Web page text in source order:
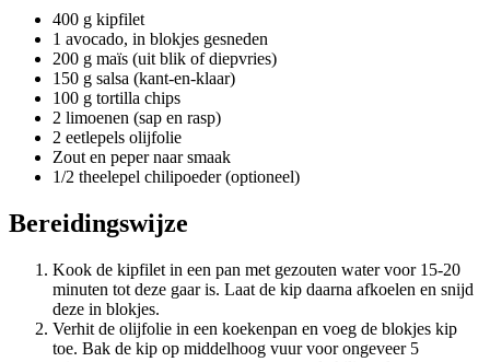
400 g kipfilet
1 avocado, in blokjes gesneden
200 g maïs (uit blik of diepvries)
150 g salsa (kant-en-klaar)
100 g tortilla chips
2 limoenen (sap en rasp)
2 eetlepels olijfolie
Zout en peper naar smaak
1/2 theelepel chilipoeder (optioneel)
Bereidingswijze
Kook de kipfilet in een pan met gezouten water voor 15-20
minuten tot deze gaar is. Laat de kip daarna afkoelen en snijd
deze in blokjes.
Verhit de olijfolie in een koekenpan en voeg de blokjes kip
toe. Bak de kip op middelhoog vuur voor ongeveer 5